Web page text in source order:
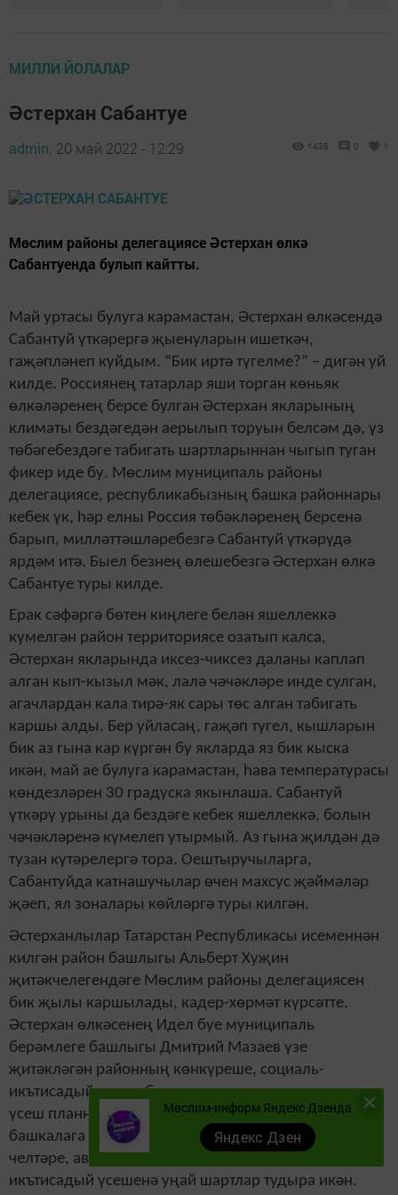
МИЛЛИ ЙОЛАЛАР
Әстерхан Сабантуе
admin, 20 май 2022 - 12:29 1438 0 1
Мөслим районы делегациясе Әстерхан өлкә
Сабантуенда булып кайтты.
Май уртасы булуга карама­стан, Әстерхан өлкәсендә
Са­бантуй үткәрергә җыенуларын ишеткәч,
гаҗәпләнеп куйдым. “Бик иртә түгелме?” – дигән уй
кил­де. Россиянең татарлар яши тор­ган көньяк
өлкәләренең берсе бул­ган Әстерхан якларының
климаты бездәгедән аерылып торуын белсәм дә, үз
төбәгебездәге табигать шарт­ларыннан чыгып туган
фикер иде бу. Мөслим муниципаль районы
делегациясе, республикабызның башка районнары
кебек үк, hәр елны Россия төбәкләренең берсенә
барып, милләттәшләребезгә Са­бантуй үткәрүдә
ярдәм итә. Быел безнең өлешебезгә Әстерхан өлкә
Сабантуе туры килде.
Ерак сәфәргә бөтен киңлеге белән яшеллеккә
күмелгән район территори­ясе озатып калса,
Әстерхан якларын­да иксез-чиксез даланы каплап
алган кып-кызыл мәк, лалә чәчәкләре инде сулган,
агачлардан кала тирә-як сары төс алган табигать
каршы алды. Бер уйласаң, гаҗәп түгел, кышларын
бик аз гына кар күргән бу якларда яз бик кыска
икән, май ае булуга карамастан, hава температурасы
көндезләрен 30 градуска якынлаша. Сабантуй
үткәрү урыны да бездәге кебек яшеллеккә, бо­лын
чәчәкләренә күмелеп утырмый. Аз гына җилдән дә
тузан күтәрелергә тора. Оештыручыларга,
Сабантуйда катнашучылар өчен махсус җәймәләр
җәеп, ял зоналары көйләргә туры килгән.
Әстерханлылар Татарстан Ре­спубликасы исеменнән
килгән район башлыгы Альберт Хуҗин
җитәкчелегендәге Мөслим районы делегациясен
бик җылы каршыла­ды, кадер-хөрмәт күрсәтте.
Әстерхан өлкәсенең Идел буе муниципаль
берәмлеге башлыгы Дмитрий Мазаев үзе
җитәкләгән районның көнкүреше, социаль-
икътисадый үсеше белән та­ныштырды, киләчәккә
үсеш планнары белән уртаклашты. Районның
башка­лага якын урнашуы, су hәм тимер юл­лар
челтәре, автомобиль транспор­ты районның
икътисадый үсешенә уңай шартлар тудыра икән.
Мөслим-информ Яндекс Дзенда
Яндекс Дзен